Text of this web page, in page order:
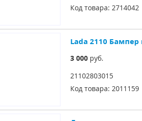
Код товара: 2714042
Lada 2110
3 000руб.
21102803015
Код товара: 2011159